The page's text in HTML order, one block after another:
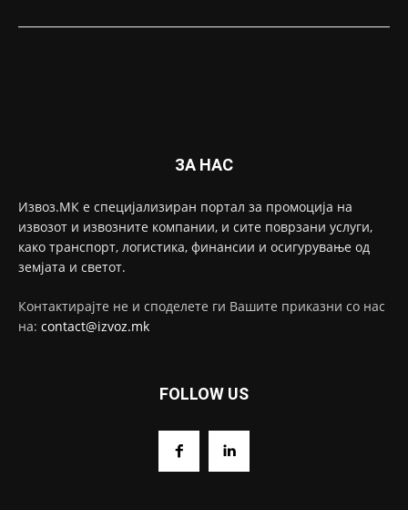
ЗА НАС
Извоз.МК е специјализиран портал за промоција на
извозот и извозните компании, и сите поврзани услуги,
како транспорт, логистика, финансии и осигурување од
земјата и светот.
Контактирајте не и споделете ги Вашите приказни со нас
на: contact@izvoz.mk
FOLLOW US